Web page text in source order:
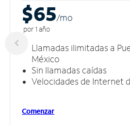
$65/mo
por 1 año
Llamadas ilimitadas a
México
Sin llamadas caídas
Velocidades de Internet
Comenzar